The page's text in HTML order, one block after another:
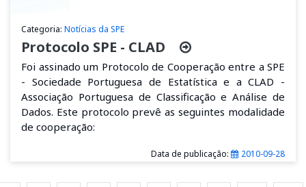
Categoria: Notícias da SPE
Protocolo SPE - CLAD
Foi assinado um Protocolo de Cooperação entre a SPE
- Sociedade Portuguesa de Estatística e a CLAD -
Associação Portuguesa de Classificação e Análise de
Dados. Este protocolo prevê as seguintes modalidade
de cooperação:
Data de publicação: 2010-09-28